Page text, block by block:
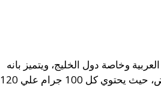
وخاصة دول الخليج، ويتميز بانه
حيث يحتوي كل
100 جرام علي 120